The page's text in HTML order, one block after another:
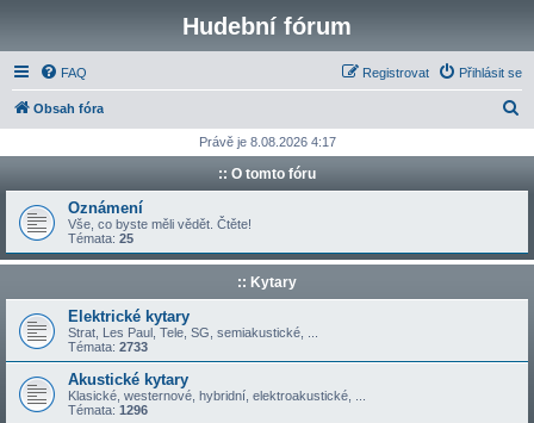
Hudební fórum
FAQ Přihlásit se
Registrovat
Obsah fóra
d
t
Právě je 8.08.2026 4:17
:: O tomto fóru
Oznámení
Vše, co byste měli vědět. Čtěte!
Témata: 25
:: Kytary
Elektrické kytary
Strat, Les Paul, Tele, SG, semiakustické, ...
Témata: 2733
Akustické kytary
Klasické, westernové, hybridní, elektroakustické, ...
Témata: 1296